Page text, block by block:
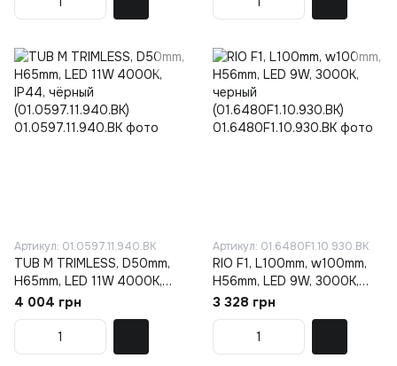
Артикул: 01.0597.11.940.BK
TUB M TRIMLESS, D50mm,
H65mm, LED 11W 4000K,
IP44, чёрный
(01.0597.11.940.BK)
4 004 грн
Артикул: 01.6480F1.10.930.BK
RIO F1, L100mm, w100mm,
H56mm, LED 9W, 3000К,
черный
(01.6480F1.10.930.BK)
3 328 грн